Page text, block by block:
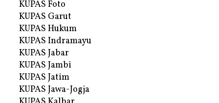
KUPAS Foto
KUPAS Garut
KUPAS Hukum
KUPAS Indramayu
KUPAS Jabar
KUPAS Jambi
KUPAS Jatim
KUPAS Jawa-Jogja